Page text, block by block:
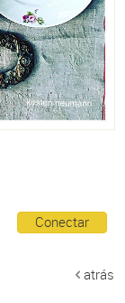
Conectar
atrás